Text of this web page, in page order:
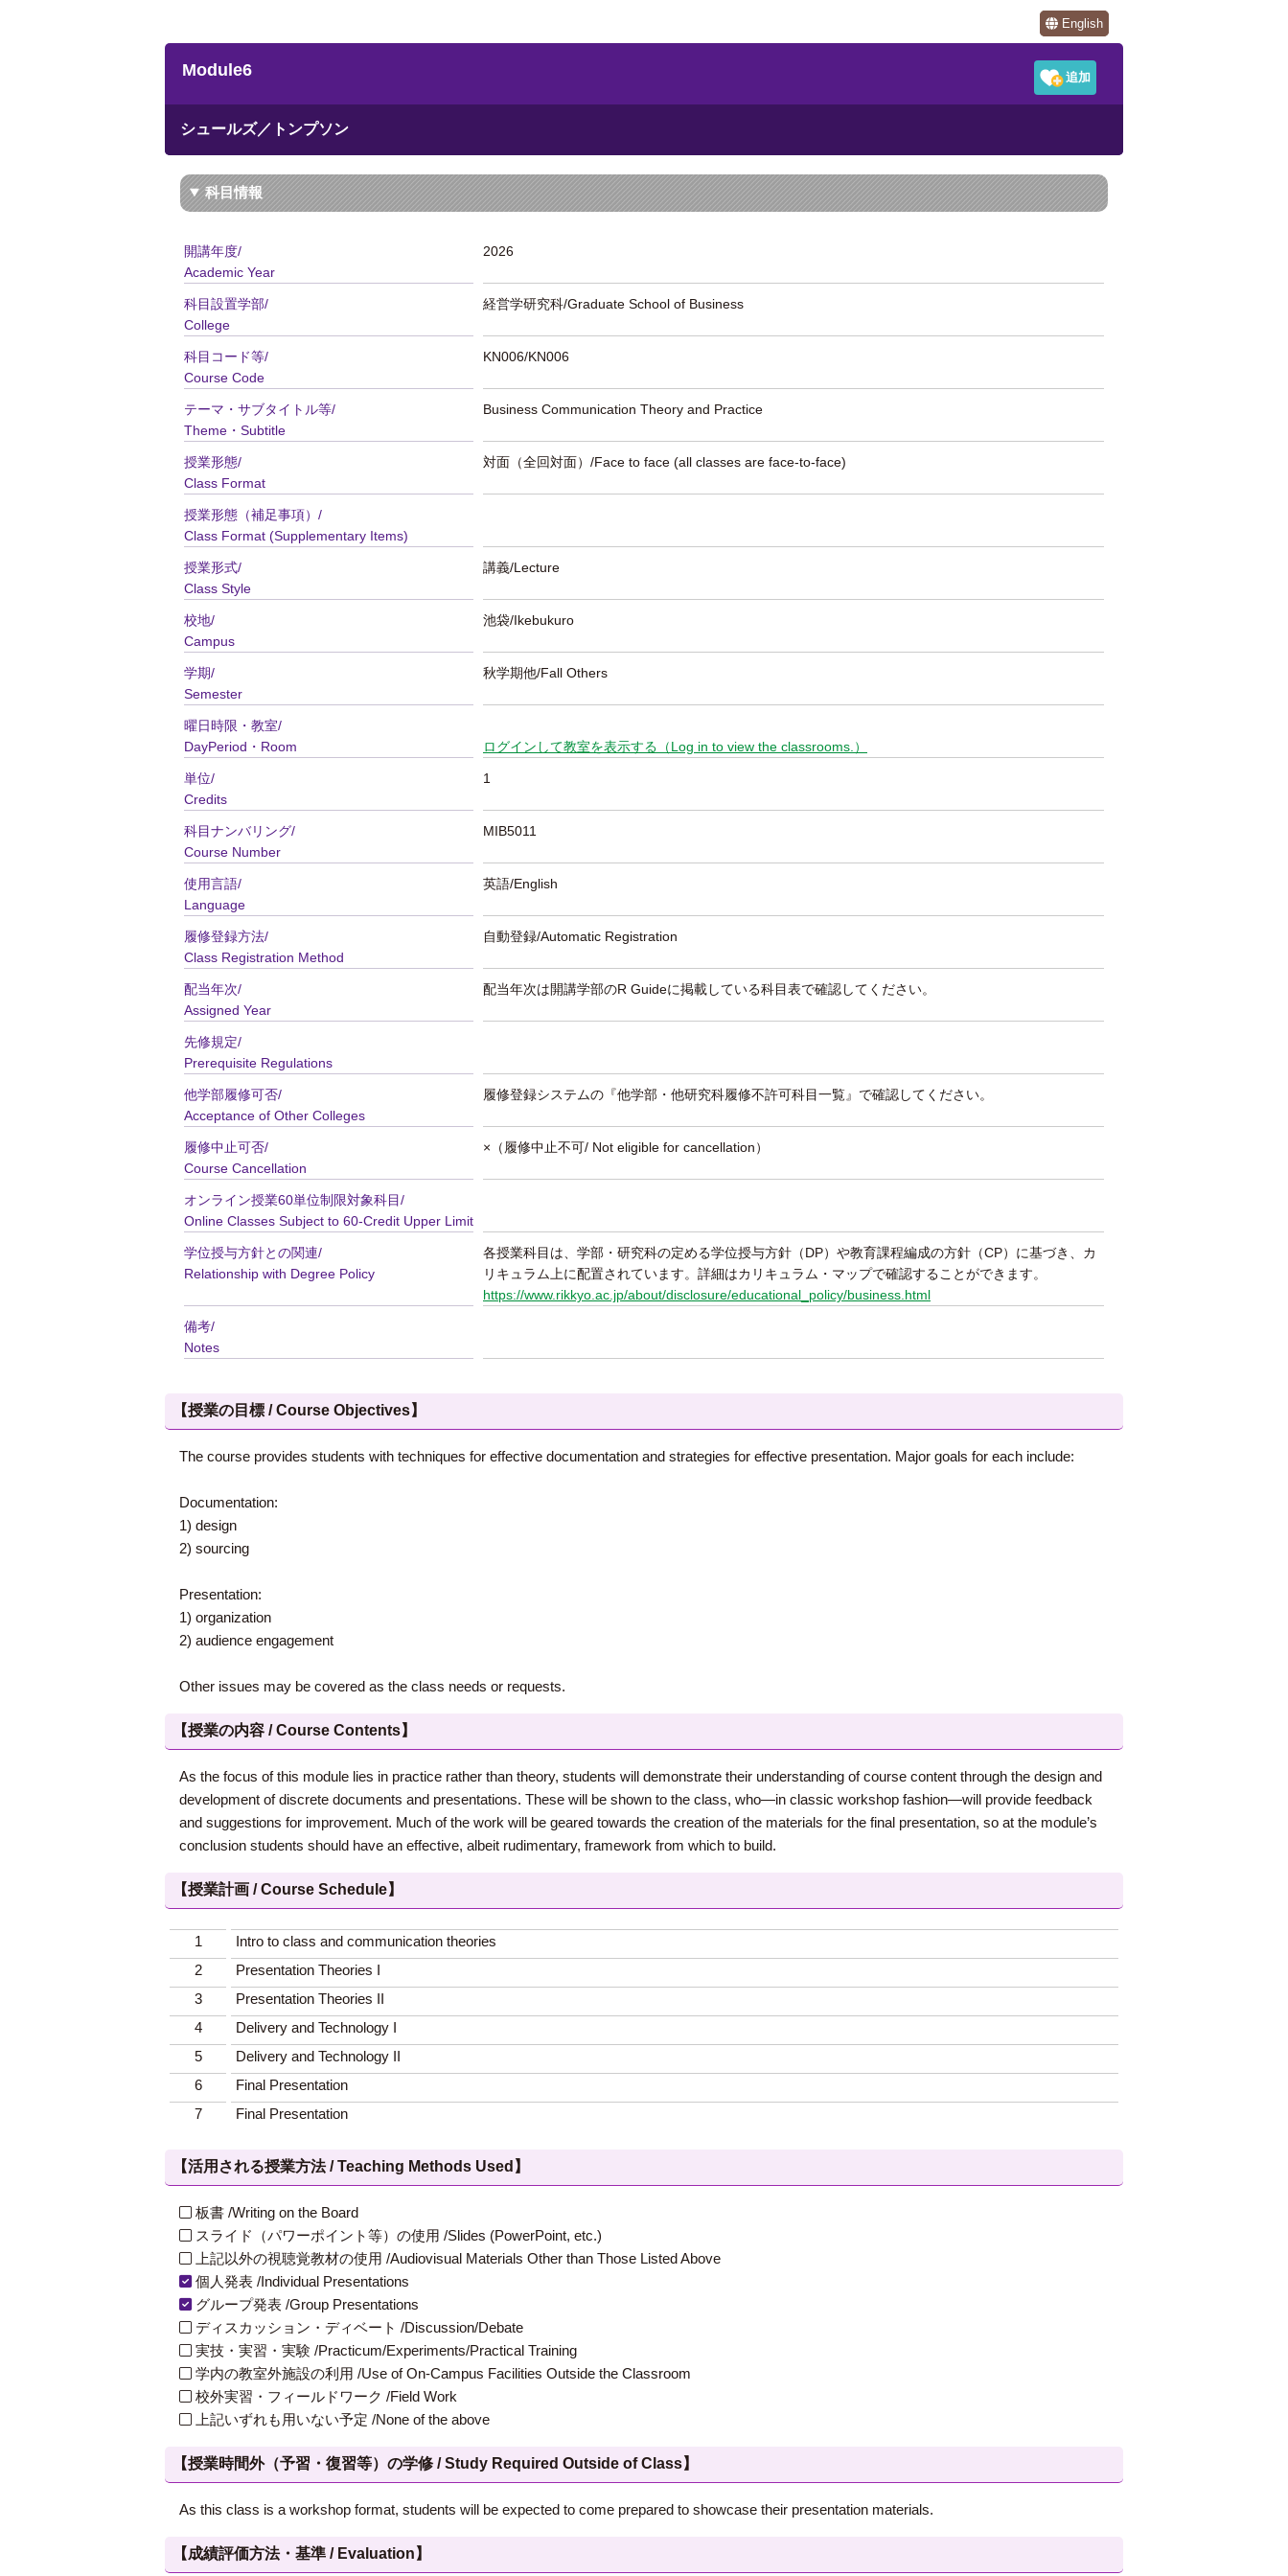
English
Module6
シュールズ／トンプソン
科目情報
開講年度/
Academic Year
2026
科目設置学部/
College
経営学研究科/Graduate School of Business
科目コード等/
Course Code
KN006/KN006
テーマ・サブタイトル等/
Theme・Subtitle
Business Communication Theory and Practice
授業形態/
Class Format
対面（全回対面）/Face to face (all classes are face-to-face)
授業形態（補足事項）/
Class Format (Supplementary Items)
授業形式/
Class Style
講義/Lecture
校地/
Campus
池袋/Ikebukuro
学期/
Semester
秋学期他/Fall Others
曜日時限・教室/
DayPeriod・Room
ログインして教室を表示する（Log in to view the classrooms.）
単位/
Credits
1
科目ナンバリング/
Course Number
MIB5011
使用言語/
Language
英語/English
履修登録方法/
Class Registration Method
自動登録/Automatic Registration
配当年次/
Assigned Year
配当年次は開講学部のR Guideに掲載している科目表で確認してください。
先修規定/
Prerequisite Regulations
他学部履修可否/
Acceptance of Other Colleges
履修登録システムの『他学部・他研究科履修不許可科目一覧』で確認してください。
履修中止可否/
Course Cancellation
×（履修中止不可/ Not eligible for cancellation）
オンライン授業60単位制限対象科目/
Online Classes Subject to 60-Credit Upper Limit
学位授与方針との関連/
Relationship with Degree Policy
各授業科目は、学部・研究科の定める学位授与方針（DP）や教育課程編成の方針（CP）に基づき、カ
リキュラム上に配置されています。詳細はカリキュラム・マップで確認することができます。
https://www.rikkyo.ac.jp/about/disclosure/educational_policy/business.html
備考/
Notes
【授業の目標 / Course Objectives】
The course provides students with techniques for effective documentation and strategies for effective presentation. Major goals for each include:
Documentation:
1) design
2) sourcing
Presentation:
1) organization
2) audience engagement
Other issues may be covered as the class needs or requests.
【授業の内容 / Course Contents】
As the focus of this module lies in practice rather than theory, students will demonstrate their understanding of course content through the design and
development of discrete documents and presentations. These will be shown to the class, who—in classic workshop fashion—will provide feedback
and suggestions for improvement. Much of the work will be geared towards the creation of the materials for the final presentation, so at the module’s
conclusion students should have an effective, albeit rudimentary, framework from which to build.
【授業計画 / Course Schedule】
1
Intro to class and communication theories
2
Presentation Theories I
3
Presentation Theories II
4
Delivery and Technology I
5
Delivery and Technology II
6
Final Presentation
7
Final Presentation
【活用される授業方法 / Teaching Methods Used】
板書 /Writing on the Board
スライド（パワーポイント等）の使用 /Slides (PowerPoint, etc.)
上記以外の視聴覚教材の使用 /Audiovisual Materials Other than Those Listed Above
個人発表 /Individual Presentations
グループ発表 /Group Presentations
ディスカッション・ディベート /Discussion/Debate
実技・実習・実験 /Practicum/Experiments/Practical Training
学内の教室外施設の利用 /Use of On-Campus Facilities Outside the Classroom
校外実習・フィールドワーク /Field Work
上記いずれも用いない予定 /None of the above
【授業時間外（予習・復習等）の学修 / Study Required Outside of Class】
As this class is a workshop format, students will be expected to come prepared to showcase their presentation materials.
【成績評価方法・基準 / Evaluation】